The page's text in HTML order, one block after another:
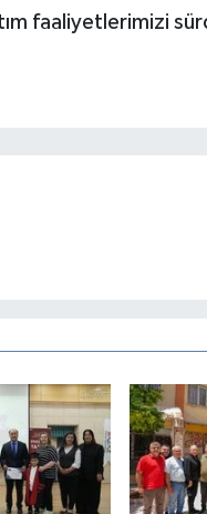
faaliyetlerimizi